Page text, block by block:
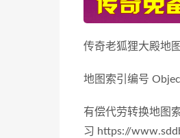
传奇老狐狸大殿地
地图索引编号
有偿代劳转换地图
习 https://